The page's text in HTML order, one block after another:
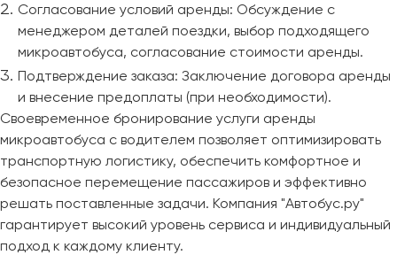
Согласование условий аренды: Обсуждение с
менеджером деталей поездки, выбор подходящего
микроавтобуса, согласование стоимости аренды.
Подтверждение заказа: Заключение договора аренды
и внесение предоплаты (при необходимости).
Своевременное бронирование услуги аренды
микроавтобуса с водителем позволяет оптимизировать
транспортную логистику, обеспечить комфортное и
безопасное перемещение пассажиров и эффективно
решать поставленные задачи. Компания "Автобус.ру"
гарантирует высокий уровень сервиса и индивидуальный
подход к каждому клиенту.